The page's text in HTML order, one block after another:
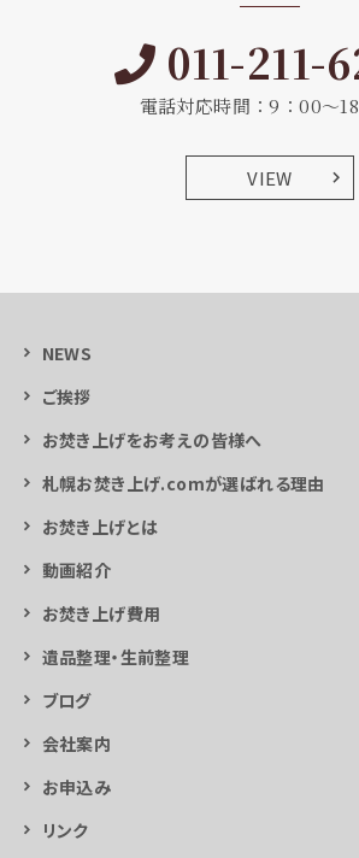
011-211-
電話対応時間：9：00～
VIEW
NEWS
ご挨拶
お焚き上げをお考えの皆様へ
札幌お焚き上げ.comが選ばれる理由
お焚き上げとは
動画紹介
お焚き上げ費用
遺品整理・生前整理
ブログ
会社案内
お申込み
リンク